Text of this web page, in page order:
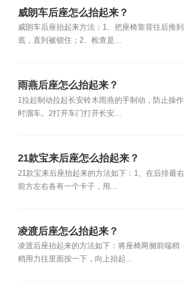
威朗车后座怎么抬起来？
威朗车后座抬起来方法：1、把座椅靠背往后推到
底，直到被锁住；2、检查是...
雨燕后座怎么抬起来？
1拉起制动拉起长安铃木雨燕的手制动，防止操作
时溜车。2打开车门打开长安...
21款宝来后座怎么抬起来？
21款宝来后座抬起来的方法如下：1、在后排最右
前方左右各有一个卡子，用...
凌渡后座怎么抬起来？
凌渡后座抬起来的方法如下：将座椅两侧前端稍
稍用力往里面按一下，向上抬起...